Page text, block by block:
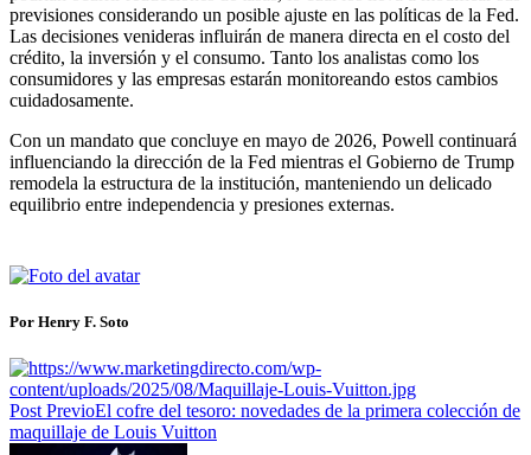
previsiones considerando un posible ajuste en las políticas de la Fed.
Las decisiones venideras influirán de manera directa en el costo del
crédito, la inversión y el consumo. Tanto los analistas como los
consumidores y las empresas estarán monitoreando estos cambios
cuidadosamente.
Con un mandato que concluye en mayo de 2026, Powell continuará
influenciando la dirección de la Fed mientras el Gobierno de Trump
remodela la estructura de la institución, manteniendo un delicado
equilibrio entre independencia y presiones externas.
Por Henry F. Soto
Post PrevioEl cofre del tesoro: novedades de la primera colección de
maquillaje de Louis Vuitton